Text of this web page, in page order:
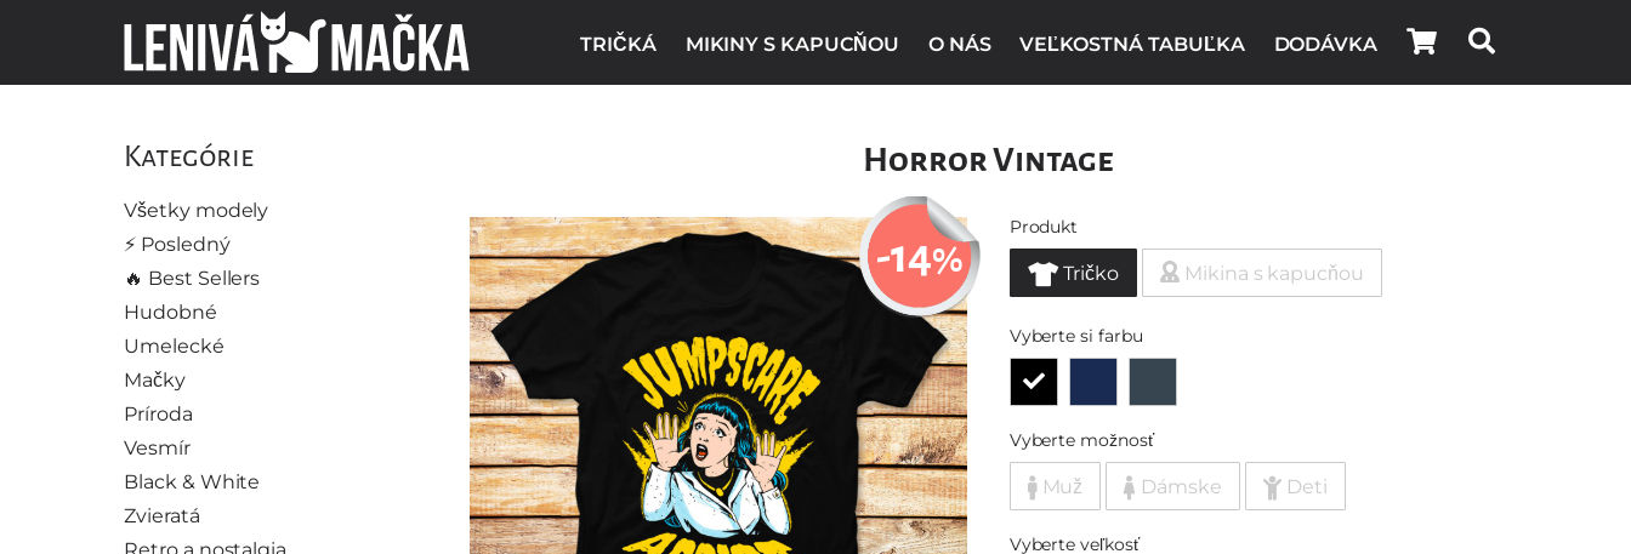
TRIČKÁ MIKINY S KAPUCŇOU O NÁS VEĽKOSTNÁ TABUĽKA DODÁVKA
Kategórie
Všetky modely
⚡️ Posledný
🔥 Best Sellers
Hudobné
Umelecké
Mačky
Príroda
Vesmír
Black & White
Zvieratá
Horror Vintage
-14%
Produkt
Tričko Mikina s kapucňou
Vyberte si farbu
Vyberte možnosť
Muž Dámske Deti
Vyberte veľkosť